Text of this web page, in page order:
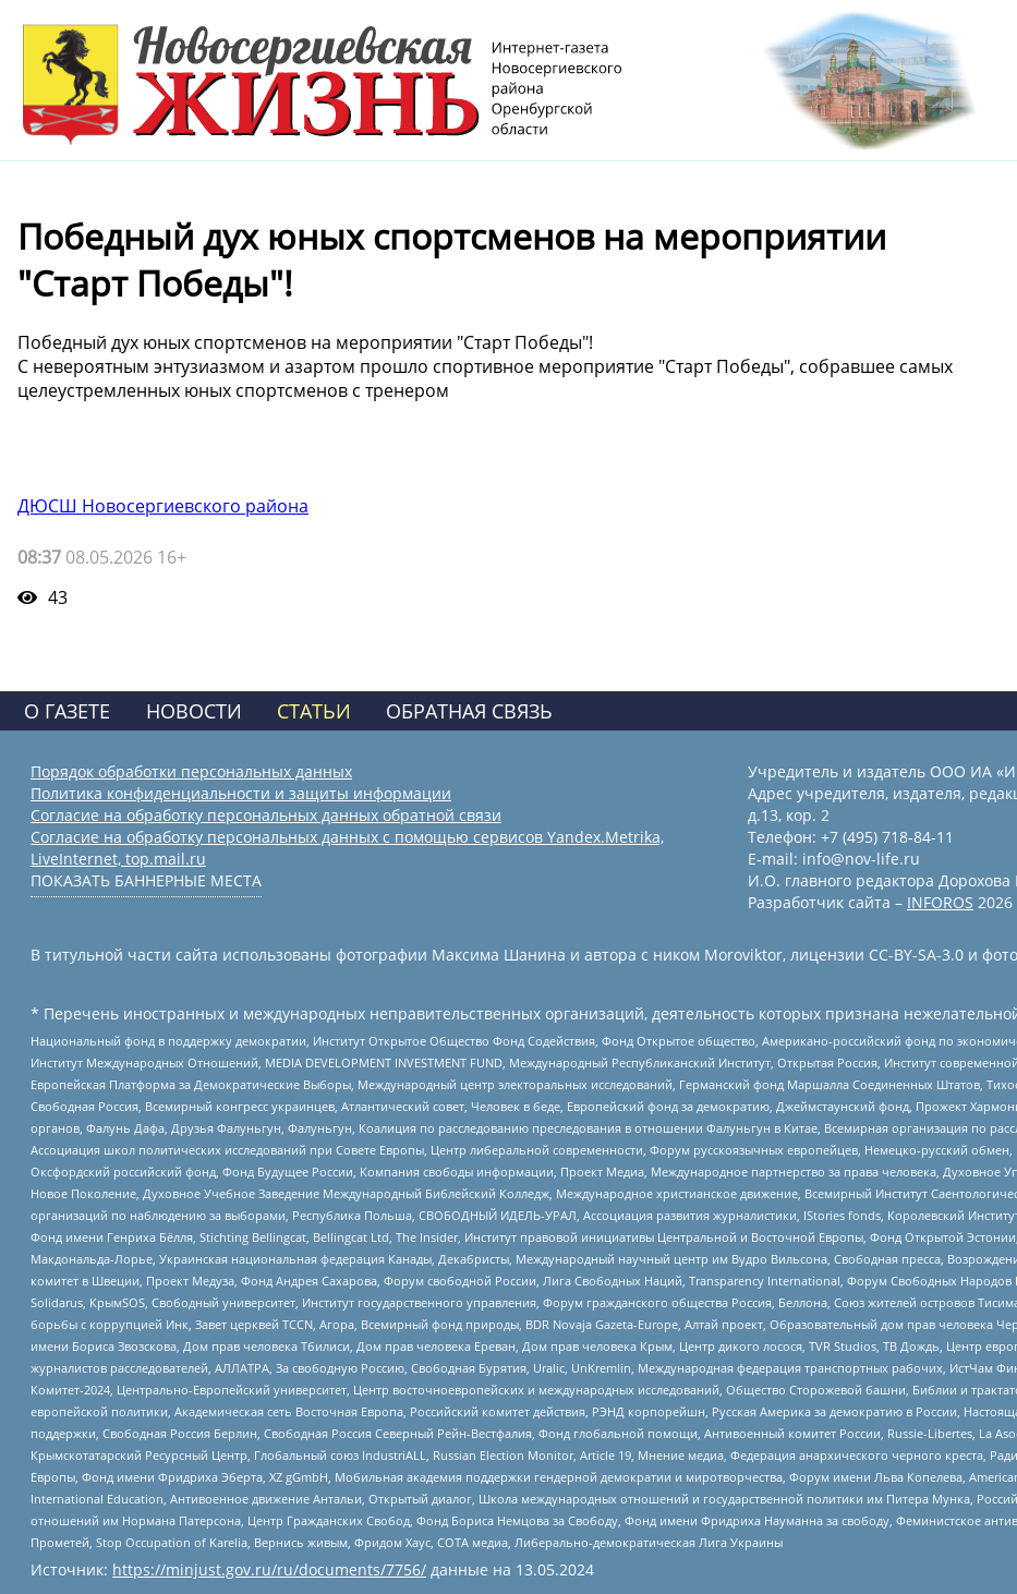
Победный дух юных спортсменов на мероприятии
"Старт Победы"!
Победный дух юных спортсменов на мероприятии "Старт Победы"!
С невероятным энтузиазмом и азартом прошло спортивное мероприятие "Старт Победы", собравшее самых
целеустремленных юных спортсменов с тренером
ДЮСШ Новосергиевского района
08:37 08.05.2026 16+
43
О ГАЗЕТЕ НОВОСТИ СТАТЬИ ОБРАТНАЯ СВЯЗЬ
Порядок обработки персональных данных
Политика конфиденциальности и защиты информации
Согласие на обработку персональных данных обратной связи
Согласие на обработку персональных данных с помощью сервисов Yandex.Metrika,
LiveInternet, top.mail.ru
ПОКАЗАТЬ БАННЕРНЫЕ МЕСТА
Учредитель и издатель ООО ИА
Адрес учредителя, издателя,
д.13, кор. 2
Телефон: +7 (495) 718-84-11
E-mail: info@nov-life.ru
И.О. главного редактора Дорохова
Разработчик сайта – INFOROS 2026
В титульной части сайта использованы фотографии Максима Шанина и автора с ником Moroviktor, лицензии CC-BY-SA-3.0 и
* Перечень иностранных и международных неправительственных организаций, деятельность которых признана
Национальный фонд в поддержку демократии, Институт Открытое Общество Фонд Содействия, Фонд Открытое общество, Американо-российский фонд по
Институт Международных Отношений, MEDIA DEVELOPMENT INVESTMENT FUND, Международный Республиканский Институт, Открытая Россия, Институт
Европейская Платформа за Демократические Выборы, Международный центр электоральных исследований, Германский фонд Маршалла Соединенных Штатов,
Свободная Россия, Всемирный конгресс украинцев, Атлантический совет, Человек в беде, Европейский фонд за демократию, Джеймстаунский фонд, Прожект
органов, Фалунь Дафа, Друзья Фалуньгун, Фалуньгун, Коалиция по расследованию преследования в отношении Фалуньгун в Китае, Всемирная организация по
Ассоциация школ политических исследований при Совете Европы, Центр либеральной современности, Форум русскоязычных европейцев, Немецко-русский
Оксфордский российский фонд, Фонд Будущее России, Компания свободы информации, Проект Медиа, Международное партнерство за права человека, Духовное
Новое Поколение, Духовное Учебное Заведение Международный Библейский Колледж, Международное христианское движение, Всемирный Институт
организаций по наблюдению за выборами, Республика Польша, СВОБОДНЫЙ ИДЕЛЬ-УРАЛ, Ассоциация развития журналистики, IStories fonds, Королевский
Фонд имени Генриха Бёлля, Stichting Bellingcat, Bellingcat Ltd, The Insider, Институт правовой инициативы Центральной и Восточной Европы, Фонд Открытой
Макдональда-Лорье, Украинская национальная федерация Канады, Декабристы, Международный научный центр им Вудро Вильсона, Свободная пресса,
комитет в Швеции, Проект Медуза, Фонд Андрея Сахарова, Форум свободной России, Лига Свободных Наций, Transparеncy International, Форум Свободных Народов
Solidarus, КрымSOS, Свободный университет, Институт государственного управления, Форум гражданского общества Россия, Беллона, Союз жителей островов
борьбы с коррупцией Инк, Завет церквей TCCN, Агора, Всемирный фонд природы, BDR Novaja Gazeta-Europe, Алтай проект, Образовательный дом прав человека
имени Бориса Звозскова, Дом прав человека Тбилиси, Дом прав человека Ереван, Дом прав человека Крым, Центр дикого лосося, TVR Studios, ТВ Дождь, Центр
журналистов расследователей, АЛЛАТРА, За свободную Россию, Свободная Бурятия, Uralic, UnKremlin, Международная федерация транспортных рабочих, ИстЧам
Комитет-2024, Центрально-Европейский университет, Центр восточноевропейских и международных исследований, Общество Сторожевой башни, Библии и
европейской политики, Академическая сеть Восточная Европа, Российский комитет действия, РЭНД корпорейшн, Русская Америка за демократию в России,
поддержки, Свободная Россия Берлин, Свободная Россия Северный Рейн-Вестфалия, Фонд глобальной помощи, Антивоенный комитет России, Russie-Libertes, La
Крымскотатарский Ресурсный Центр, Глобальный союз IndustriALL, Russian Election Monitor, Article 19, Мнение медиа, Федерация анархического черного креста,
Европы, Фонд имени Фридриха Эберта, XZ gGmbH, Мобильная академия поддержки гендерной демократии и миротворчества, Форум имени Льва Копелева,
International Education, Антивоенное движение Антальи, Открытый диалог, Школа международных отношений и государственной политики им Питера Мунка,
отношений им Нормана Патерсона, Центр Гражданских Свобод, Фонд Бориса Немцова за Свободу, Фонд имени Фридриха Науманна за свободу, Феминистское
Прометей, Stop Occupation of Karelia, Вернись живым, Фридом Хаус, СОТА медиа, Либерально-демократическая Лига Украины
Источник: https://minjust.gov.ru/ru/documents/7756/ данные на 13.05.2024